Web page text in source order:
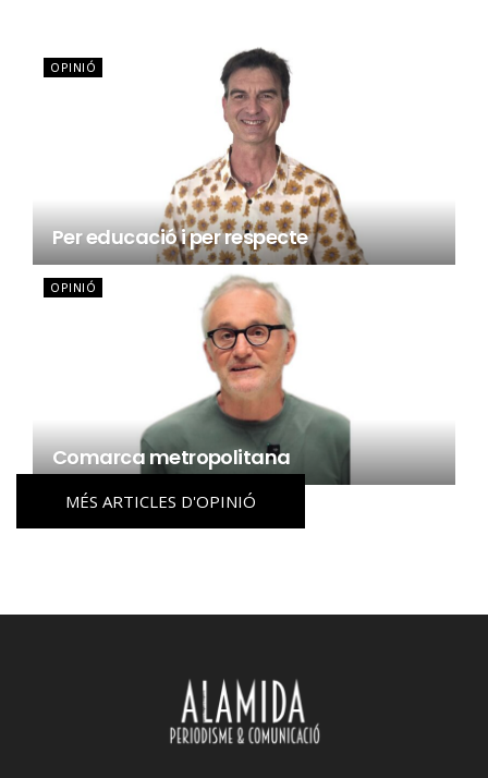
OPINIÓ
Per educació i per respecte
OPINIÓ
Comarca metropolitana
MÉS ARTICLES D'OPINIÓ